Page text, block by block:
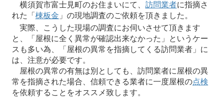
横須賀市富士見町のお住まいにて、 訪問業者に指摘さ
れた「 棟板金 」の現地調査のご依頼を頂きました。
実際、こうした現場の調査にお伺いさせて頂きます
と、「屋根に全く異常が確認出来なかった」というケー
スも多い為、「屋根の異常を指摘してくる訪問業者」に
は、注意が必要です。
屋根の異常の有無は別としても、訪問業者に屋根の異
常を指摘された場合、信頼できる業者に一度屋根の点検
を依頼することをオススメ致します。